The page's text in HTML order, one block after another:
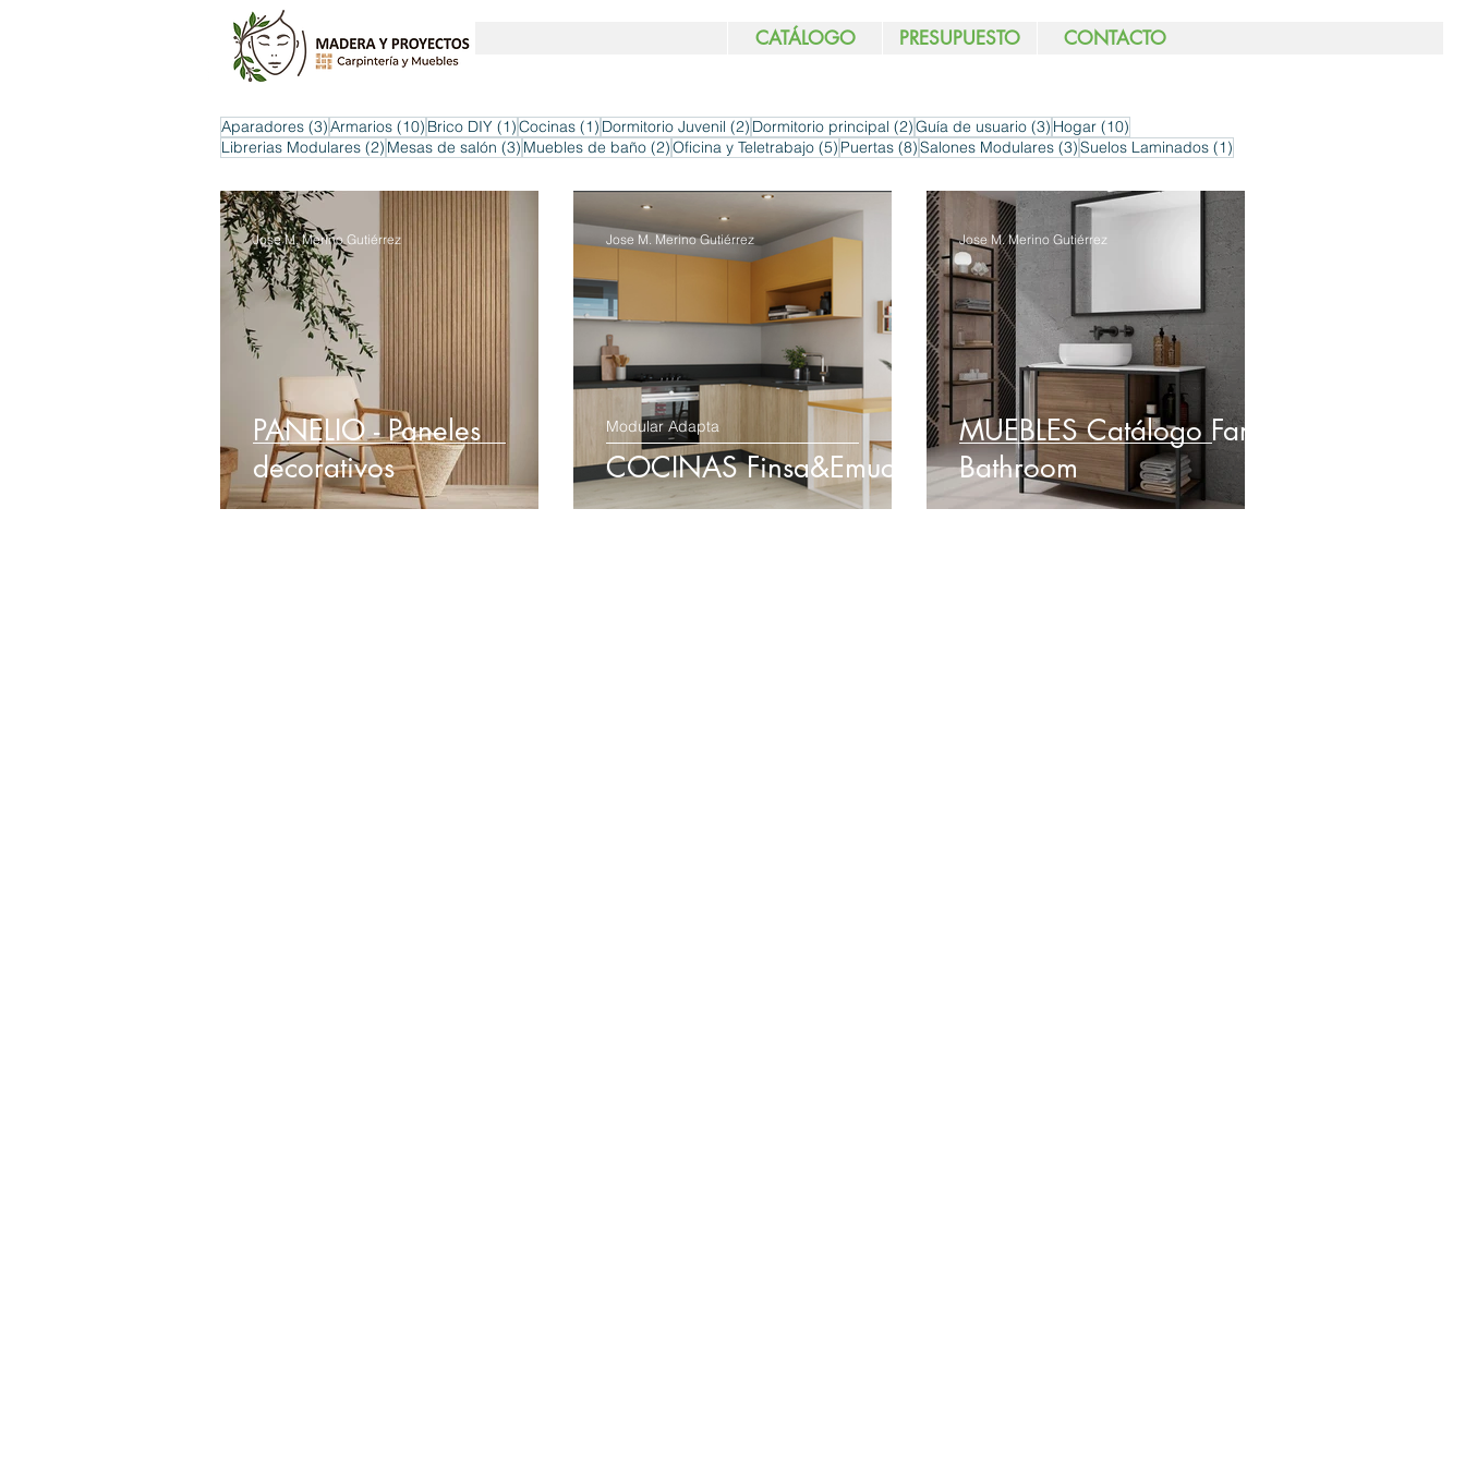
CATÁLOGO PRESUPUESTO CONTACTO
Aparadores (3)3 entradas
Armarios (10) 10 entradas
Brico DIY (1)1 entrada
Cocinas (1) 1 entrada
Dormitorio Juvenil (2) 2 entradas
Dormitorio principal (2)2 entradas
Guía de usuario (3) 3 entradas
Hogar (10)
Librerias Modulares (2) 2 entradas
Mesas de salón (3) 3 entradas
Muebles de baño (2)2 entradas
Oficina y Teletrabajo (5) 5 entradas
Puertas (8)8 entradas
Salones Modulares (3)3 entradas
Suelos Laminados (1)
PANELIO - Paneles
decorativos
Jose M. Merino Gutiérrez
COCINAS Finsa&Emuca
Modular Adapta
Jose M. Merino Gutiérrez
MUEBLES Catálogo Faro
Bathroom
Jose M. Merino Gutiérrez